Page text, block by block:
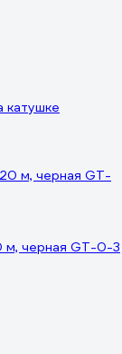
катушке
м, черная GT-0-3